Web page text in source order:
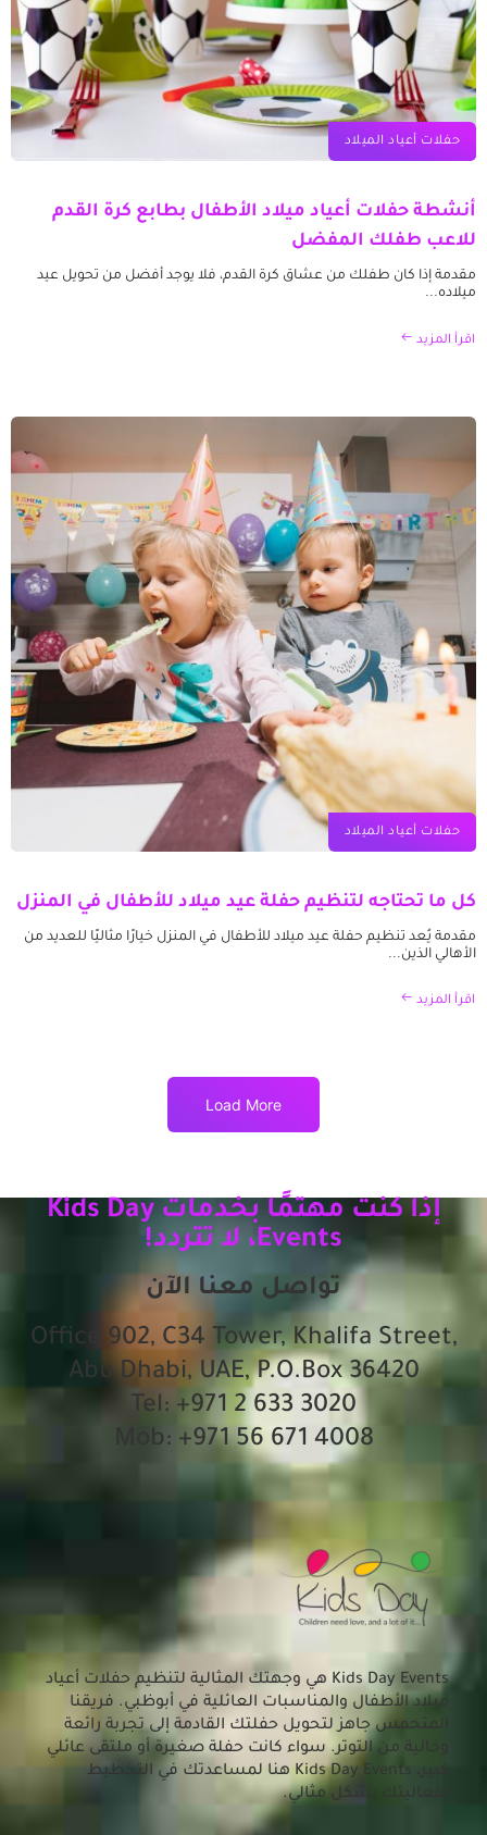
حفلات أعياد الميلاد
أنشطة حفلات أعياد ميلاد الأطفال بطابع كرة القدم
للاعب طفلك المفضل
مقدمة إذا كان طفلك من عشاق كرة القدم، فلا يوجد أفضل من تحويل عيد
ميلاده...
اقرأ المزيد
حفلات أعياد الميلاد
كل ما تحتاجه لتنظيم حفلة عيد ميلاد للأطفال في المنزل
مقدمة يُعد تنظيم حفلة عيد ميلاد للأطفال في المنزل خيارًا مثاليًا للعديد من
الأهالي الذين...
اقرأ المزيد
Load More
إذا كنت مهتمًا بخدمات Kids Day
Events، لا تتردد!
تواصل معنا الآن
Office 902, C34 Tower, Khalifa Street,
Abu Dhabi, UAE, P.O.Box 36420
Tel: +971 2 633 3020
Mob: +971 56 671 4008
Kids Day Events هي وجهتك المثالية لتنظيم حفلات أعياد
ميلاد الأطفال والمناسبات العائلية في أبوظبي. فريقنا
المتحمس جاهز لتحويل حفلتك القادمة إلى تجربة رائعة
وخالية من التوتر. سواء كانت حفلة صغيرة أو ملتقى عائلي
كبير، Kids Day Events هنا لمساعدتك
في التخطيط
لفعاليتك بشكل مثالي.